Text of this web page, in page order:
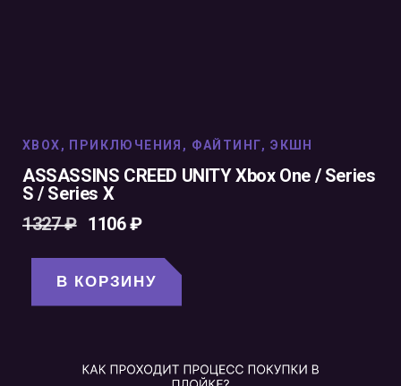
XBOX, ПРИКЛЮЧЕНИЯ , ФАЙТИНГ,ЭКШН
ASSASSINS CREED UNITY Xbox One / Series
S / Series X
1327₽ 1106₽
В КОРЗИНУ